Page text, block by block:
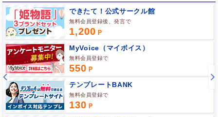
できたて！公式サークル館
無料会員登録後、発言で
1,200
MyVoice（マイボイス）
無料会員登録で
550
テンプレートBANK
無料会員登録で
130